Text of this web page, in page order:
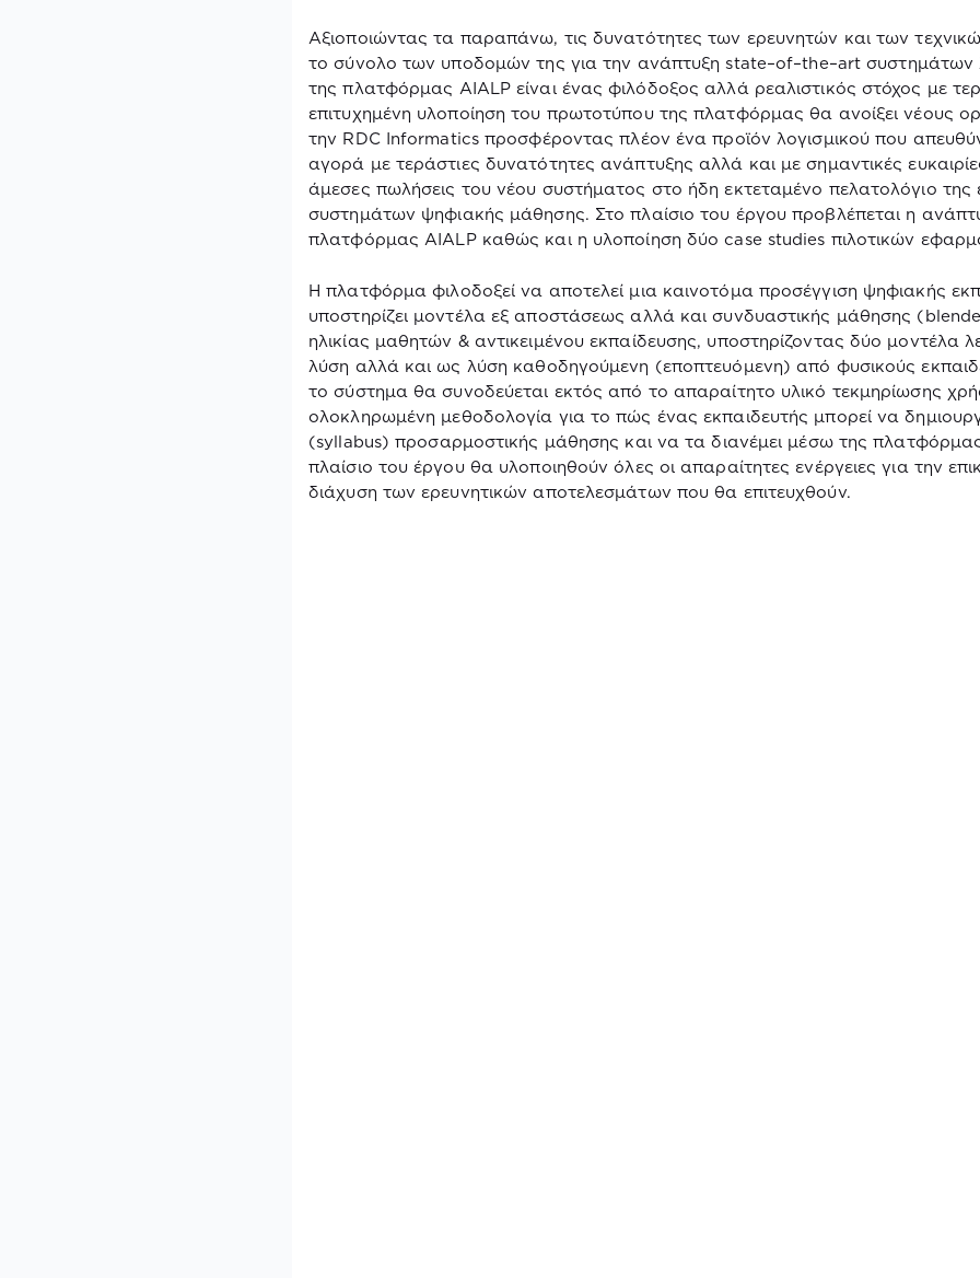
Αξιοποιώντας τα παραπάνω, τις δυνατότητες των ερευνητών και των
το σύνολο των υποδομών της για την ανάπτυξηstate–of–the–art συστημάτων
της πλατφόρμας AIALP είναι ένας φιλόδοξος αλλά ρεαλιστικός στόχος με
επιτυχημένη υλοποίηση του πρωτοτύπου της πλατφόρμας θα ανοίξει νέους
την RDC Informaticsπροσφέροντας πλέον ένα προϊόν λογισμικού που
αγορά με τεράστιες δυνατότητες ανάπτυξης αλλά και με σημαντικές
άμεσες πωλήσεις του νέου συστήματος στο ήδη εκτεταμένο πελατολόγιο
συστημάτων ψηφιακής μάθησης. Στο πλαίσιο του έργου προβλέπεται η
πλατφόρμαςAIALPκαθώς και η υλοποίηση δύοcase studies πιλοτικών
Η πλατφόρμα φιλοδοξεί να αποτελεί μια καινοτόμα προσέγγιση ψηφιακής
υποστηρίζει μοντέλα εξ αποστάσεως αλλά και συνδυαστικής μάθησης (
ηλικίας μαθητών & αντικειμένου εκπαίδευσης, υποστηρίζοντας δύο μοντέλα
λύση αλλά και ως λύση καθοδηγούμενη (εποπτευόμενη) από φυσικούς
το σύστημα θα συνοδεύεται εκτός από το απαραίτητο υλικό τεκμηρίωσης
ολοκληρωμένη μεθοδολογία για το πώς ένας εκπαιδευτής μπορεί να
(syllabus) προσαρμοστικής μάθησης και να τα διανέμει μέσω της
πλαίσιο του έργου θα υλοποιηθούν όλες οι απαραίτητες ενέργειες για την
διάχυση των ερευνητικών αποτελεσμάτων που θα επιτευχθούν.